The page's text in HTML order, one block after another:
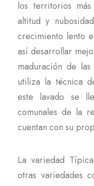
los territorios
altitud y
crecimiento lento
así desarrollar
maduración de
utiliza la técnica
este lavado se
comunales de la
cuentan con su
La variedad
otras variedades